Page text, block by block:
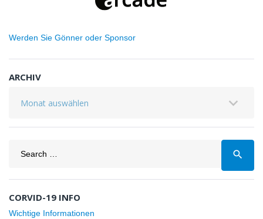
Werden Sie Gönner oder Sponsor
ARCHIV
search
CORVID-19 INFO
Wichtige Informationen